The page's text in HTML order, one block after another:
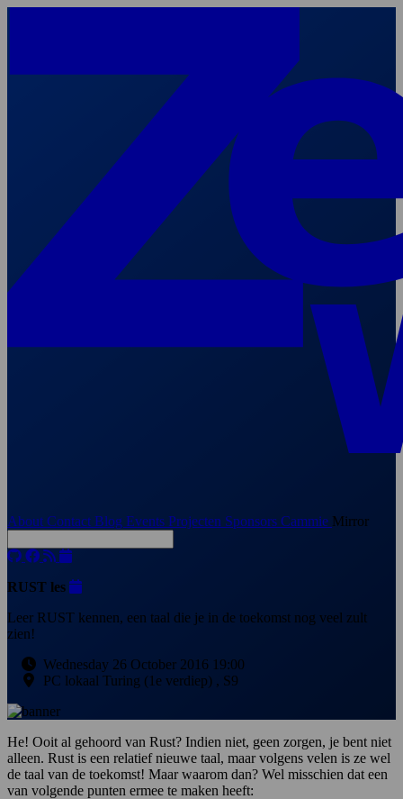
About Contact Blog Events Projecten Sponsors Cammie Mirror
RUST les
Leer RUST kennen, een taal die je in de toekomst nog veel zult
zien!
Wednesday 26 October 2016 19:00
PC lokaal Turing (1e verdiep) , S9
He! Ooit al gehoord van Rust? Indien niet, geen zorgen, je bent niet
alleen. Rust is een relatief nieuwe taal, maar volgens velen is ze wel
de taal van de toekomst! Maar waarom dan? Wel misschien dat een
van volgende punten ermee te maken heeft: